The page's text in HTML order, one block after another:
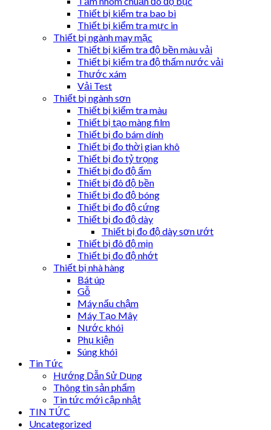
Thiết bị kiểm tra bao bì
Thiết bị kiểm tra mực in
Thiết bị ngành may mặc
Thiết bị kiểm tra độ bền màu vải
Thiết bị kiểm tra độ thấm nước vải
Thước xám
Vải Test
Thiết bị ngành sơn
Thiết bị kiểm tra màu
Thiết bị tạo màng film
Thiết bị đo bám dính
Thiết bị đo thời gian khô
Thiết bị đo tỷ trọng
Thiết bị đo độ ẩm
Thiết bị đô độ bền
Thiết bị đo độ bóng
Thiết bị đo độ cứng
Thiết bị đo độ dày
Thiết bị đo độ dày sơn ướt
Thiết bị đô độ mịn
Thiết bị đo độ nhớt
Thiết bị nhà hàng
Bát úp
Gỗ
Máy nấu chậm
Máy Tạo Mây
Nước khói
Phụ kiện
Súng khói
Tin Tức
Hướng Dẫn Sử Dụng
Thông tin sản phẩm
Tin tức mới cập nhật
TIN TỨC
Uncategorized